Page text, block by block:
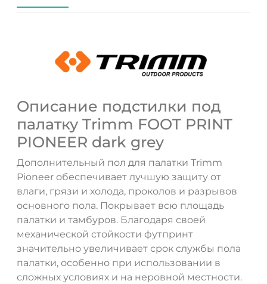
Описание подстилки под
палатку Trimm FOOT PRINT
PIONEER dark grey
Дополнительный пол для палатки Trimm
Pioneer обеспечивает лучшую защиту от
влаги, грязи и холода, проколов и разрывов
основного пола. Покрывает всю площадь
палатки и тамбуров. Благодаря своей
механической стойкости футпринт
значительно увеличивает срок службы пола
палатки, особенно при использовании в
сложных условиях и на неровной местности.
ДА НЕТ